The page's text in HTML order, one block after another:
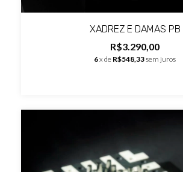
XADREZ E DAMAS PB
R$3.290,00
6x de R$548,33sem juros